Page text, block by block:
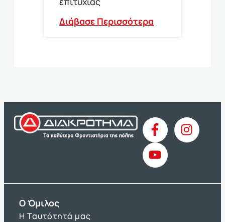
Διάβασε Περισσότερα
O Όμιλος
Η Ταυτότητά μας